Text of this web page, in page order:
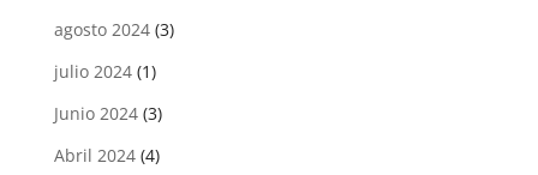
agosto 2024(3)
julio 2024(1)
Junio 2024(3)
Abril 2024(4)